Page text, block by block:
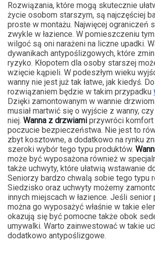
Rozwiązania, które mogą skutecznie
życie osobom starszym, są najczęściej
proste w montażu. Najwięcej ograniczeń
zwykle w łazience. W pomieszczeniu
wilgoć są oni narażeni na liczne upadki.
dywanikach antypoślizgowych, które
ryzyko. Kłopotem dla osoby starszej
wzięcie kąpieli. W podeszłym wieku
wanny nie jest już tak łatwe, jak kiedyś.
rozwiązaniem będzie w takim przypadku
Dzięki zamontowanym w wannie
musiał martwić się o wyjście z wanny,
niej. Wanna z drzwiami przywróci
poczucie bezpieczeństwa. Nie jest to
zbyt kosztowne, a dodatkowo na rynku
szeroki wybór tego typu produktów.
może być wyposażona również w
także uchwyty, które ułatwią wstawanie
Seniorzy bardzo chwalą sobie tego typu
Siedzisko oraz uchwyty możemy
innych miejscach w łazience. Jeśli
można go wyposażyć właśnie w takie
okazują się być pomocne także obok
umywalki. Warto zainwestować w takie
dodatkowo antypoślizgowe.